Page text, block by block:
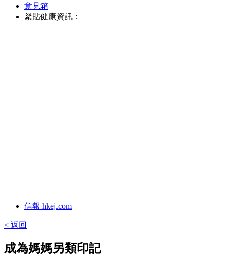
意見箱
緊貼健康資訊：
信報 hkej.com
< 返回
成為媽媽另類印記